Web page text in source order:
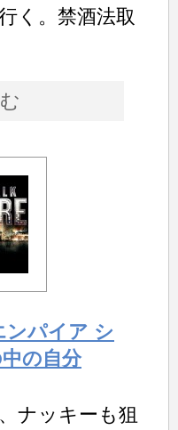
く。禁酒法取
ンパイア シ
の自分
ナッキーも狙